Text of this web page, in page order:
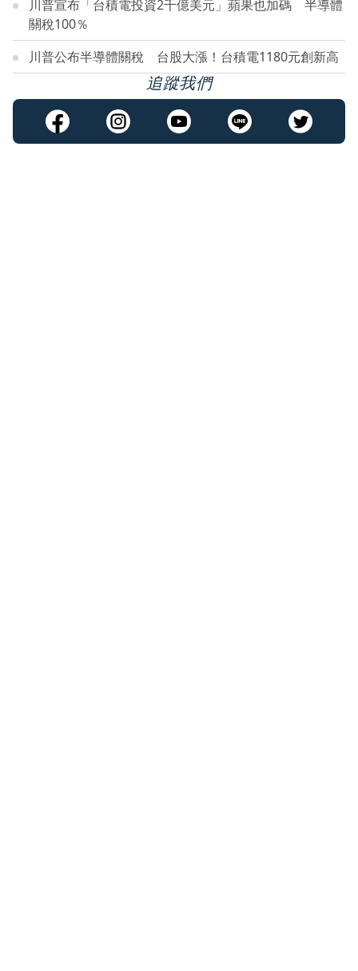
川普宣布「台積電投資2千億美元」蘋果也加碼 半導體
關稅100％
川普公布半導體關稅 台股大漲！台積電1180元創新高
追蹤我們